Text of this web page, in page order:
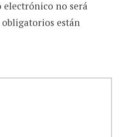
no será
obligatorios están